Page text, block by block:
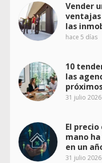
Vender
ventajas
las
hace 5 días
10
las
31 julio 2026
El
mano
en un
31 julio 2026